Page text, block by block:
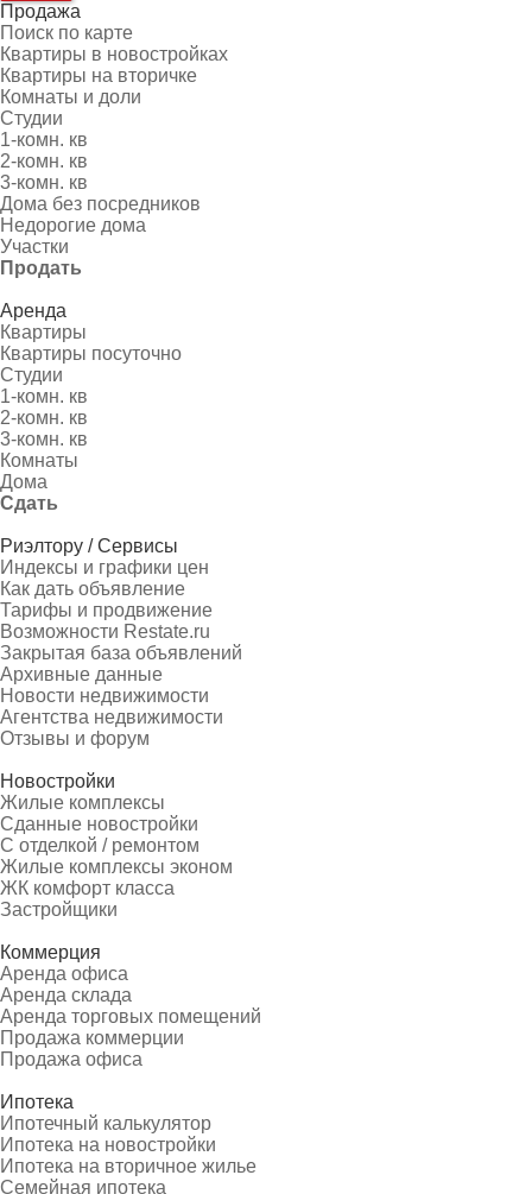
Продажа
Поиск по карте
Квартиры в новостройках
Квартиры на вторичке
Комнаты и доли
Студии
1-комн. кв
2-комн. кв
3-комн. кв
Дома без посредников
Недорогие дома
Участки
Продать
Аренда
Квартиры
Квартиры посуточно
Студии
1-комн. кв
2-комн. кв
3-комн. кв
Комнаты
Дома
Сдать
Риэлтору / Сервисы
Индексы и графики цен
Как дать объявление
Тарифы и продвижение
Возможности Restate.ru
Закрытая база объявлений
Архивные данные
Новости недвижимости
Агентства недвижимости
Отзывы и форум
Новостройки
Жилые комплексы
Сданные новостройки
С отделкой / ремонтом
Жилые комплексы эконом
ЖК комфорт класса
Застройщики
Коммерция
Аренда офиса
Аренда склада
Аренда торговых помещений
Продажа коммерции
Продажа офиса
Ипотека
Ипотечный калькулятор
Ипотека на новостройки
Ипотека на вторичное жилье
Семейная ипотека